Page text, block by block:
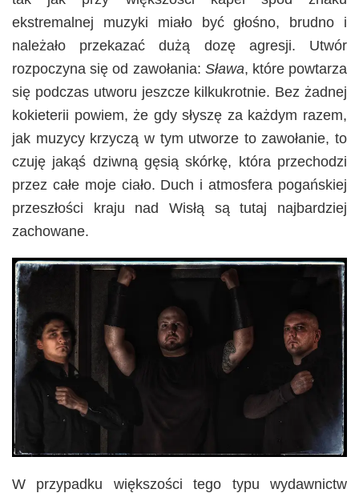
ekstremalnej muzyki miało być głośno, brudno i
należało przekazać dużą dozę agresji. Utwór
rozpoczyna się od zawołania: Sława, które powtarza
się podczas utworu jeszcze kilkukrotnie. Bez żadnej
kokieterii powiem, że gdy słyszę za każdym razem,
jak muzycy krzyczą w tym utworze to zawołanie, to
czuję jakąś dziwną gęsią skórkę, która przechodzi
przez całe moje ciało. Duch i atmosfera pogańskiej
przeszłości kraju nad Wisłą są tutaj najbardziej
zachowane.
W przypadku większości tego typu wydawnictw